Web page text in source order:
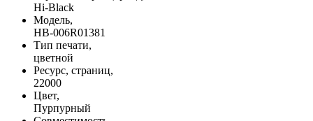
Hi-Black
Модель,
HB-006R01381
Тип печати,
цветной
Ресурс, страниц,
22000
Цвет,
Пурпурный